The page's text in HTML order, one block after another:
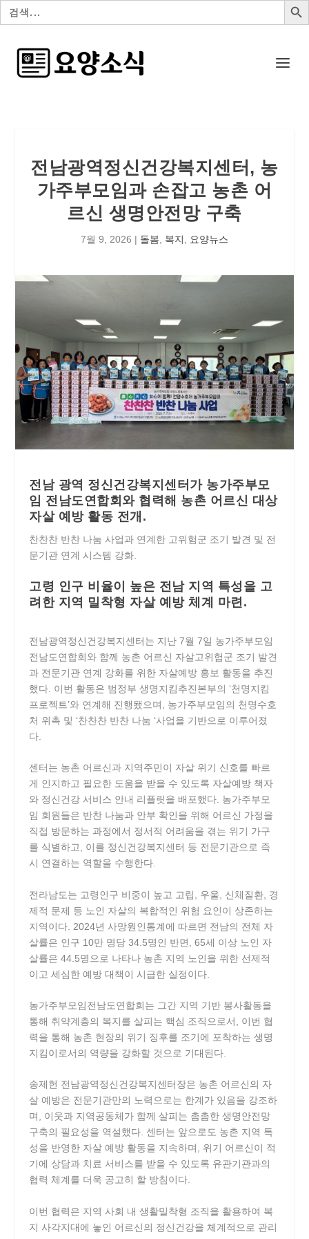
검
색:
전남광역정신건강복지센터, 농
가주부모임과 손잡고 농촌 어
르신 생명안전망 구축
7월 9, 2026 | 돌봄 복지 요양뉴스
전남 광역 정신건강복지센터가 농가주부모
임 전남도연합회와 협력해 농촌 어르신 대상
자살 예방 활동 전개.
찬찬찬 반찬 나눔 사업과 연계한 고위험군 조기 발견 및 전
문기관 연계 시스템 강화.
고령 인구 비율이 높은 전남 지역 특성을 고
려한 지역 밀착형 자살 예방 체계 마련.
전남광역정신건강복지센터는 지난 7월 7일 농가주부모임
전남도연합회와 함께 농촌 어르신 자살고위험군 조기 발견
과 전문기관 연계 강화를 위한 자살예방 홍보 활동을 추진
했다. 이번 활동은 범정부 생명지킴추진본부의 ‘천명지킴
프로젝트’와 연계해 진행됐으며, 농가주부모임의 천명수호
처 위촉 및 ‘찬찬찬 반찬 나눔 ‘사업을 기반으로 이루어졌
다.
센터는 농촌 어르신과 지역주민이 자살 위기 신호를 빠르
게 인지하고 필요한 도움을 받을 수 있도록 자살예방 책자
와 정신건강 서비스 안내 리플릿을 배포했다. 농가주부모
임 회원들은 반찬 나눔과 안부 확인을 위해 어르신 가정을
직접 방문하는 과정에서 정서적 어려움을 겪는 위기 가구
를 식별하고, 이를 정신건강복지센터 등 전문기관으로 즉
시 연결하는 역할을 수행한다.
전라남도는 고령인구 비중이 높고 고립, 우울, 신체질환, 경
제적 문제 등 노인 자살의 복합적인 위험 요인이 상존하는
지역이다. 2024년 사망원인통계에 따르면 전남의 전체 자
살률은 인구 10만 명당 34.5명인 반면, 65세 이상 노인 자
살률은 44.5명으로 나타나 농촌 지역 노인을 위한 선제적
이고 세심한 예방 대책이 시급한 실정이다.
농가주부모임전남도연합회는 그간 지역 기반 봉사활동을
통해 취약계층의 복지를 살피는 핵심 조직으로서, 이번 협
력을 통해 농촌 현장의 위기 징후를 조기에 포착하는 생명
지킴이로서의 역량을 강화할 것으로 기대된다.
송제헌 전남광역정신건강복지센터장은 농촌 어르신의 자
살 예방은 전문기관만의 노력으로는 한계가 있음을 강조하
며, 이웃과 지역공동체가 함께 살피는 촘촘한 생명안전망
구축의 필요성을 역설했다. 센터는 앞으로도 농촌 지역 특
성을 반영한 자살 예방 활동을 지속하며, 위기 어르신이 적
기에 상담과 치료 서비스를 받을 수 있도록 유관기관과의
협력 체계를 더욱 공고히 할 방침이다.
이번 협력은 지역 사회 내 생활밀착형 조직을 활용하여 복
지 사각지대에 놓인 어르신의 정신건강을 체계적으로 관리